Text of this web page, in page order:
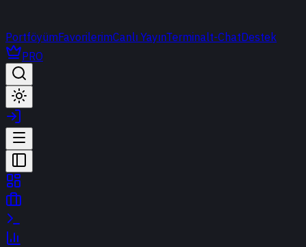
PortföyümFavorilerimCanlı YayınTerminalt-ChatDestek
PRO